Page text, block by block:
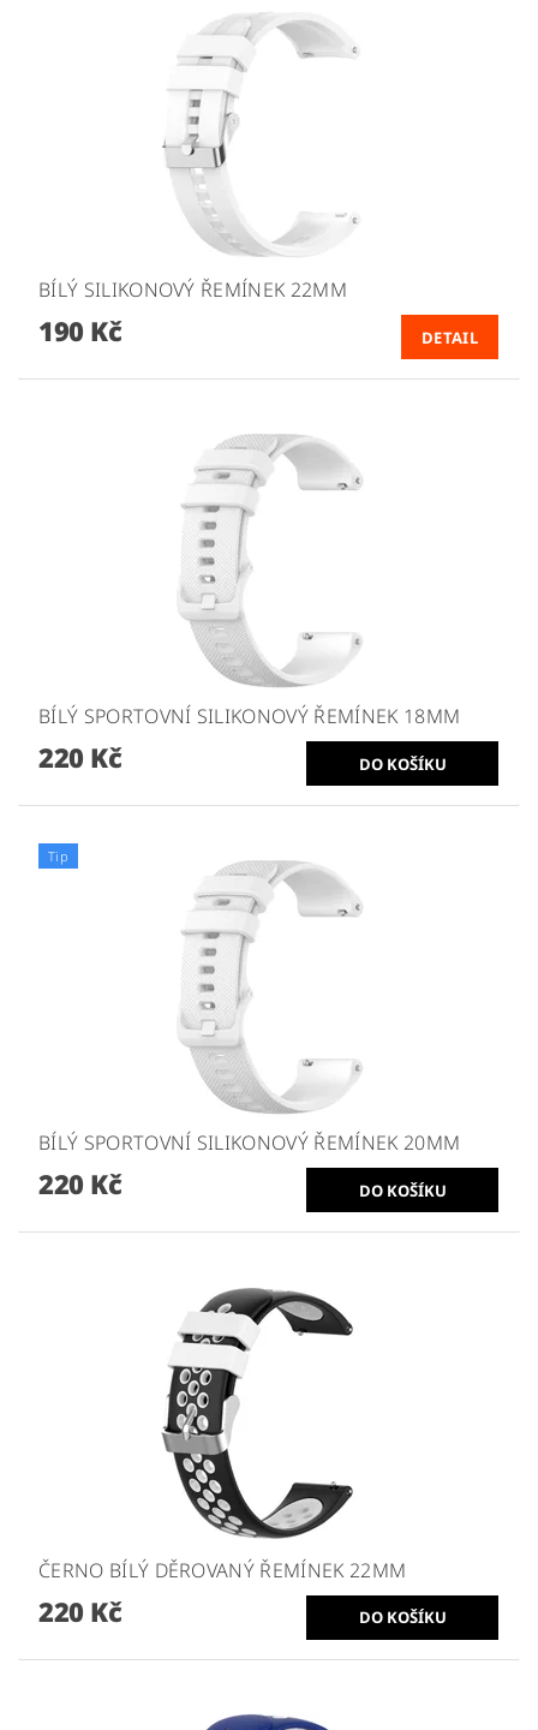
BÍLÝ SILIKONOVÝ ŘEMÍNEK 22MM
190 Kč DETAIL
BÍLÝ SPORTOVNÍ SILIKONOVÝ ŘEMÍNEK 18MM
220 Kč
Tip
BÍLÝ SPORTOVNÍ SILIKONOVÝ ŘEMÍNEK 20MM
220 Kč
ČERNO BÍLÝ DĚROVANÝ ŘEMÍNEK 22MM
220 Kč